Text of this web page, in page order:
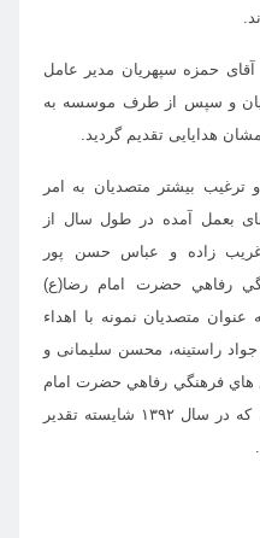
حمزه سپهریان مدیر عامل
و سپس از طرف موسسه به
هدایایی تقدیم گردید.
بیشتر متصدیان به امر
بعمل آمده در طول سال از
زاده و عباس حسن پور
رفاهي حضرت امام رضا(ع)
عنوان متصديان نمونه با اهداء
راستینه، محسن سلیمانی و
هاي فرهنگي رفاهي حضرت امام
رضا(ع) اسلامیه، تربت جام و چناران که در سال ۱۳۹۲ شایسته تقدیر